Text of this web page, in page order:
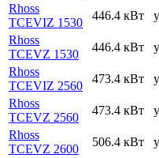
Rhoss
TCEVIZ 1530
446.4 кВт
Rhoss
TCEVZ 1530
446.4 кВт
Rhoss
TCEVIZ 2560
473.4 кВт
Rhoss
TCEVZ 2560
473.4 кВт
Rhoss
TCEVZ 2600
506.4 кВт